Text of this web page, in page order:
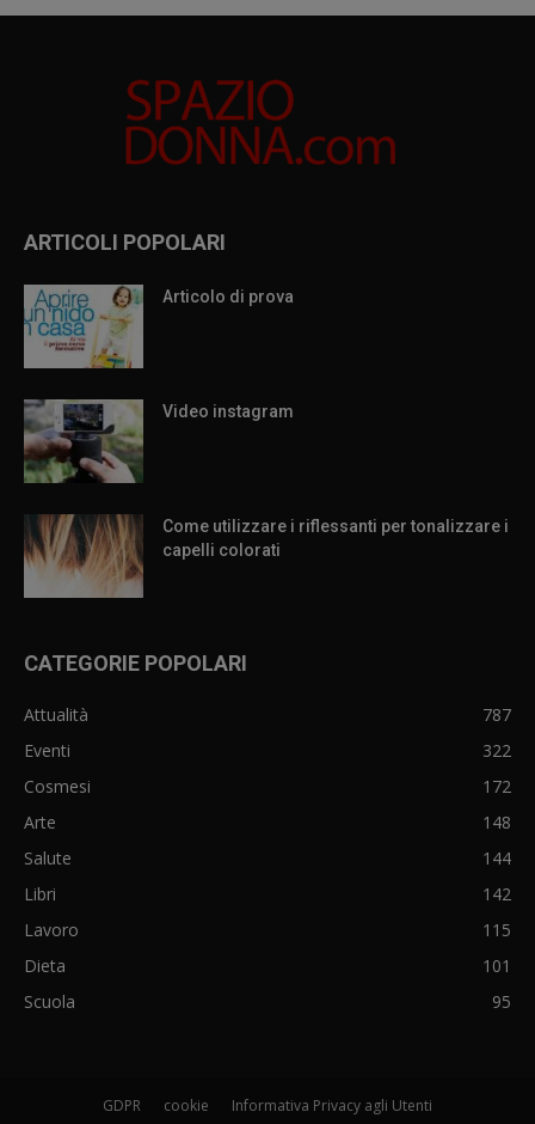
ARTICOLI POPOLARI
Articolo di prova
Video instagram
Come utilizzare i riflessanti per tonalizzare i
capelli colorati
CATEGORIE POPOLARI
Attualità
787
Eventi
322
Cosmesi
172
Arte
148
Salute
144
Libri
142
Lavoro
115
Dieta
101
Scuola
95
GDPR cookie Informativa Privacy agli Utenti